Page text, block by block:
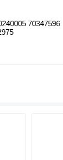
70347596